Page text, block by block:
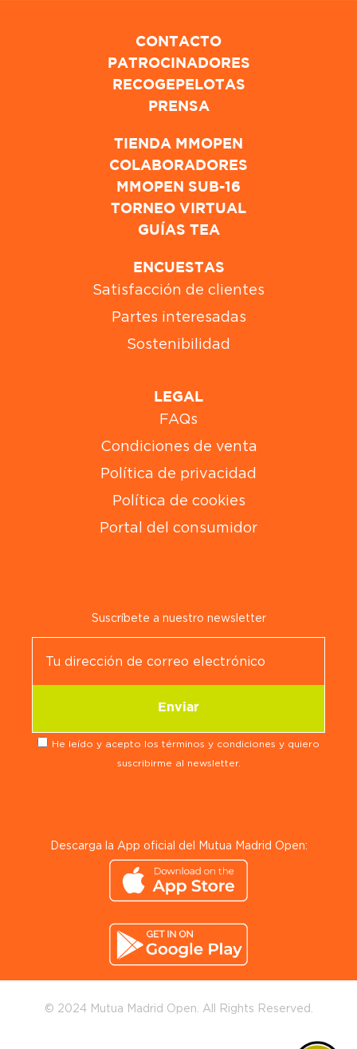
CONTACTO
PATROCINADORES
RECOGEPELOTAS
PRENSA
TIENDA MMOPEN
COLABORADORES
MMOPEN SUB-16
TORNEO VIRTUAL
GUÍAS TEA
ENCUESTAS
Satisfacción de clientes
Partes interesadas
Sostenibilidad
LEGAL
FAQs
Condiciones de venta
Política de privacidad
Política de cookies
Portal del consumidor
Suscríbete a nuestro newsletter
He leído y acepto los términos y condiciones y quiero
suscribirme al newsletter.
Descarga la App oficial del Mutua Madrid Open:
© 2024 Mutua Madrid Open. All Rights Reserved.